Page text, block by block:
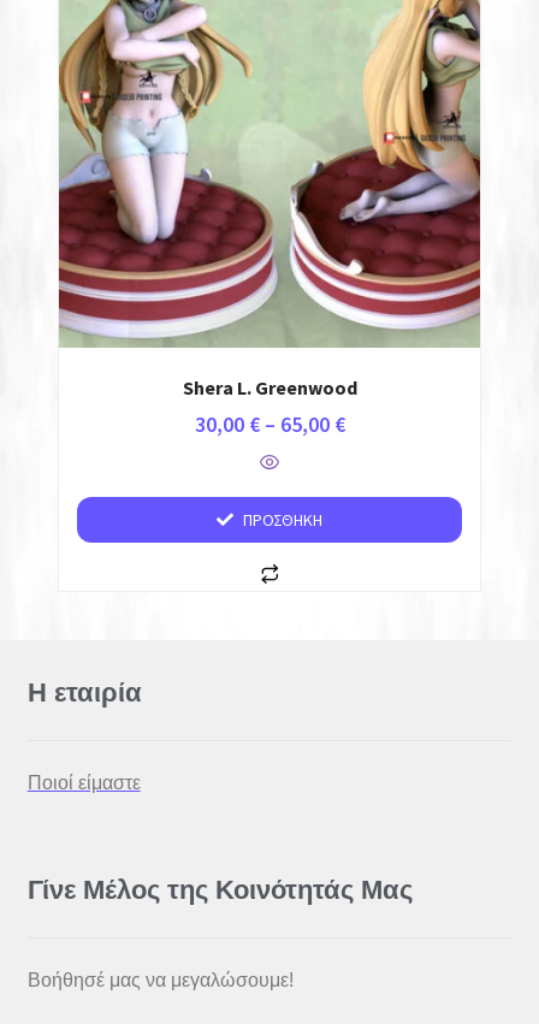
Αρθρωτά
Μινιατούρες
Cosplay
Επιτραπέζια
Fidget Spinners
Μπρελόκ
ΚΑΤΑΣΚΕΥΗ ΙΣΤΟΣΕΛΙΔΩΝ
Shera L. Greenwood
30,00 € – 65,00 €
ΠΡΟΣΘΉΚΗ
Η εταιρία
Ποιοί είμαστε
Γίνε Μέλος της Κοινότητάς Μας
Βοήθησέ μας να μεγαλώσουμε!